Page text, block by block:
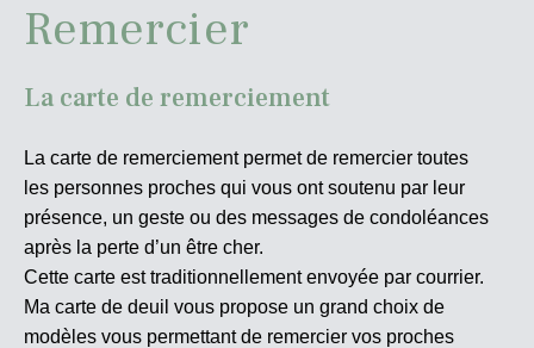
Remercier
La carte de remerciement
La carte de remerciement permet de remercier toutes
les personnes proches qui vous ont soutenu par leur
présence, un geste ou des messages de condoléances
après la perte d’un être cher.
Cette carte est traditionnellement envoyée par courrier.
Ma carte de deuil vous propose un grand choix de
modèles vous permettant de remercier vos proches